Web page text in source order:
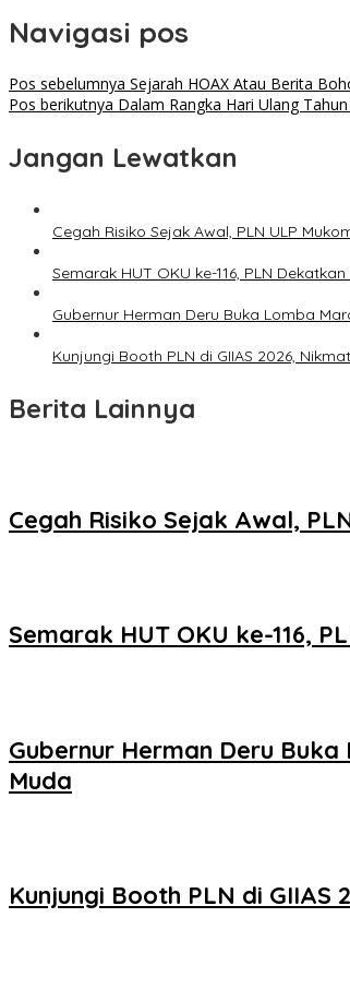
Navigasi pos
Pos sebelumnya Sejarah HOAX Atau Berita
Pos berikutnya Dalam Rangka Hari Ulang
Jangan Lewatkan
Cegah Risiko Sejak Awal, PLN ULP
Semarak HUT OKU ke-116, PLN
Gubernur Herman Deru Buka Lomba
Kunjungi Booth PLN di GIIAS 2026,
Berita Lainnya
Cegah Risiko Sejak Awal,
Semarak HUT OKU ke-116,
Gubernur Herman Deru
Muda
Kunjungi Booth PLN di